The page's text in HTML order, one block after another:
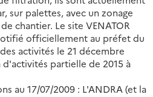
sur palettes, avec un zonage
chantier. Le site VENATOR
officiellement au préfet du
activités le 21 décembre
d'activités partielle de 2015 à
au 17/07/2009 : L'ANDRA (et la